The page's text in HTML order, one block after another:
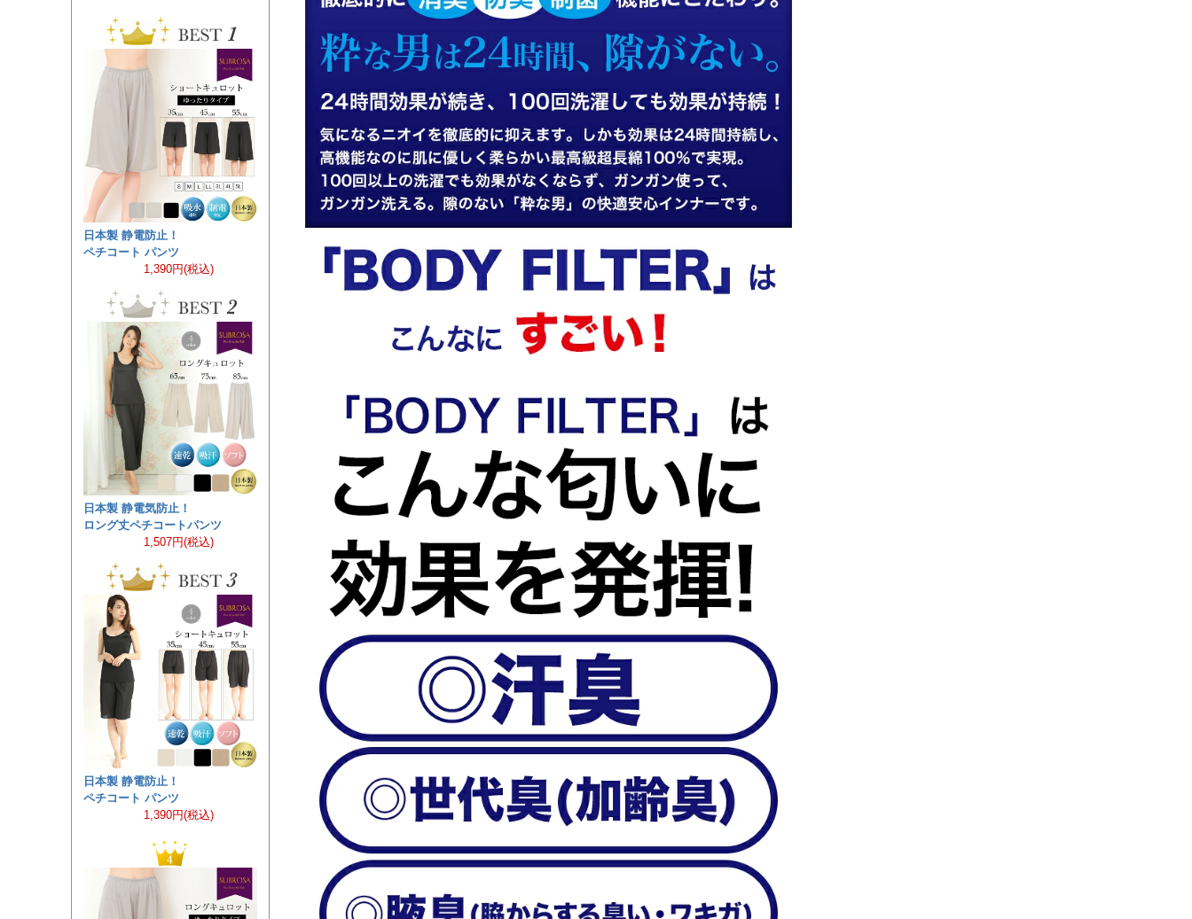
日本製 静電防止！
ペチコート パンツ
1,390円(税込)
日本製 静電気防止！
ロング丈ペチコートパンツ
1,507円(税込)
日本製 静電防止！
ペチコート パンツ
1,390円(税込)